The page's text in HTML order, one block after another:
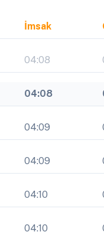
İmsak
04:08
04:08
04:09
04:09
04:10
04:10